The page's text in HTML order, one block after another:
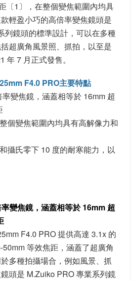
〔1〕，在整個變焦範圍內均具
輕盈小巧的高倍率變焦鏡頭是
列鏡頭的標準設計，可以在多種
超廣角風景照、抓拍，以至是
年 7 月正式發售。
F4.0 PRO主要特點
變焦鏡，涵蓋相等於 16mm 超
個變焦範圍內均具有高解像力和
攝氏零下 10 度的耐寒能力，以
變焦鏡，涵蓋相等於 16mm 超
F4.0 PRO 提供高達 3.1x 的
等效焦距，涵蓋了超廣角
多種拍攝場合，例如風景、抓
頭是 M.Zuiko PRO 專業系列鏡